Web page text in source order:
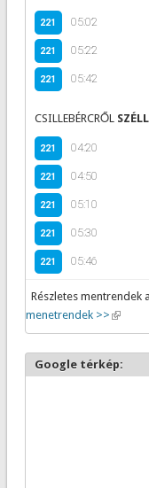
221 05:02
221 05:22
221 05:42
CSILLEBÉRCRŐL
221 04:20
221 04:50
221 05:10
221 05:30
221 05:46
Részletes
menetrendek >> (link is
Google térkép: